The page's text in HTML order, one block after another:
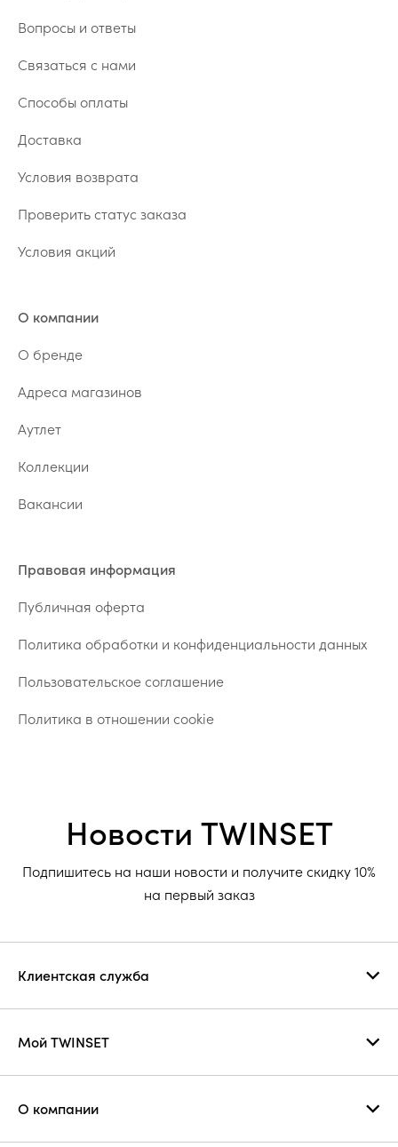
Вопросы и ответы
Связаться с нами
Способы оплаты
Доставка
Условия возврата
Проверить статус заказа
Условия акций
О компании
О бренде
Адреса магазинов
Аутлет
Коллекции
Вакансии
Правовая информация
Публичная оферта
Политика обработки и конфиденциальности данных
Пользовательское соглашение
Политика в отношении cookie
Новости TWINSET
Подпишитесь на наши новости и получите скидку 10%
на первый заказ
Клиентская служба
Мой TWINSET
О компании